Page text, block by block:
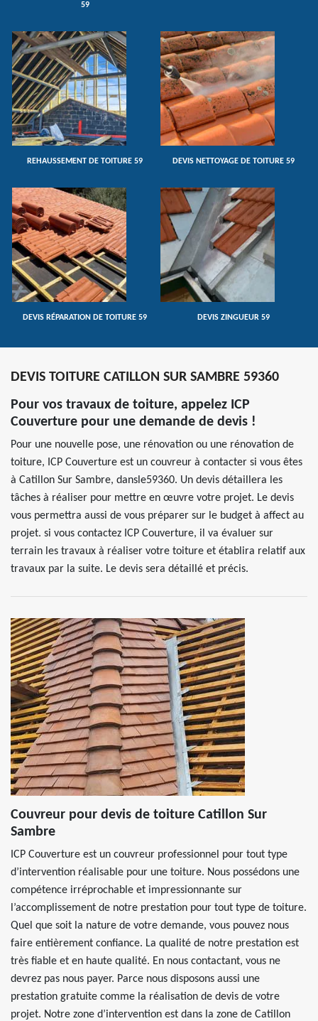
59
REHAUSSEMENT DE TOITURE 59 DEVIS NETTOYAGE DE TOITURE 59
DEVIS RÉPARATION DE TOITURE 59 DEVIS ZINGUEUR 59
DEVIS TOITURE CATILLON SUR SAMBRE 59360
Pour vos travaux de toiture, appelez ICP
Couverture pour une demande de devis !
Pour une nouvelle pose, une rénovation ou une rénovation de
toiture, ICP Couverture est un couvreur à contacter si vous êtes
à Catillon Sur Sambre, dansle59360. Un devis détaillera les
tâches à réaliser pour mettre en œuvre votre projet. Le devis
vous permettra aussi de vous préparer sur le budget à affect au
projet. si vous contactez ICP Couverture, il va évaluer sur
terrain les travaux à réaliser votre toiture et établira relatif aux
travaux par la suite. Le devis sera détaillé et précis.
Couvreur pour devis de toiture Catillon Sur
Sambre
ICP Couverture est un couvreur professionnel pour tout type
d’intervention réalisable pour une toiture. Nous possédons une
compétence irréprochable et impressionnante sur
l’accomplissement de notre prestation pour tout type de toiture.
Quel que soit la nature de votre demande, vous pouvez nous
faire entièrement confiance. La qualité de notre prestation est
très fiable et en haute qualité. En nous contactant, vous ne
devrez pas nous payer. Parce nous disposons aussi une
prestation gratuite comme la réalisation de devis de votre
projet. Notre zone d’intervention est dans la zone de Catillon